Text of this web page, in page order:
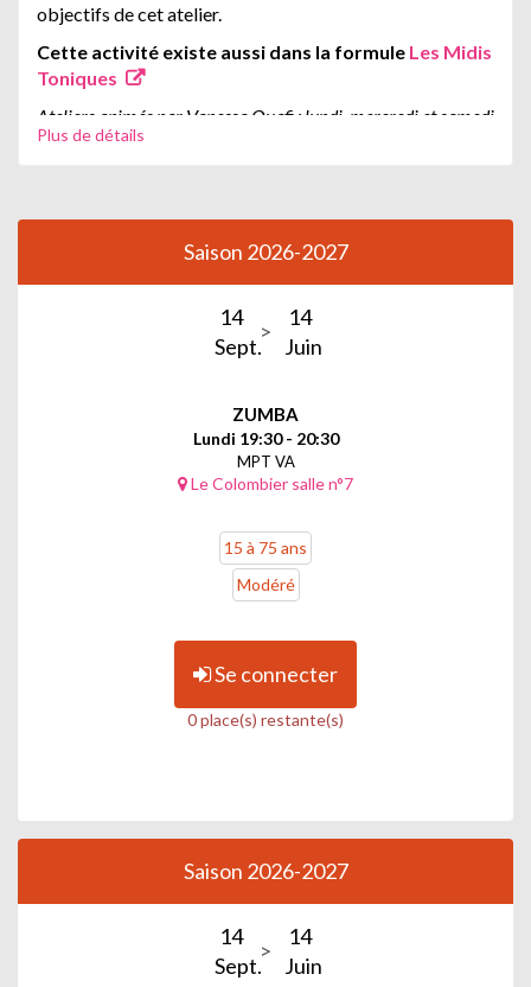
objectifs de cet atelier.
Cette activité existe aussi dans la formule Les Midis
Toniques
Ateliers animés par Vanessa Ouafi : lundi, mercredi et samedi
Atelier animé par
: Effort doux, accessible, travail en mobilité et
renforcement (tonification)
: Effort intense et continu, cardio dynamique
Plus de détails
Saison 2026-2027
14
Sept.
14
Juin
ZUMBA
Lundi 19:30 - 20:30
MPT VA
Le Colombier salle n°7
15 à 75 ans
Modéré
Se connecter
0 place(s) restante(s)
Saison 2026-2027
14
Sept.
14
Juin